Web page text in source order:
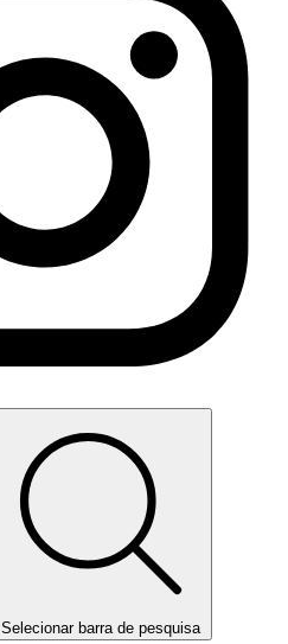
Selecionar barra de pesquisa